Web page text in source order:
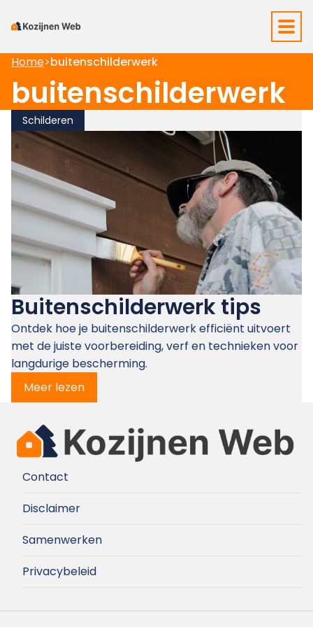
Home>buitenschilderwerk
buitenschilderwerk
Schilderen
Buitenschilderwerk tips
Ontdek hoe je buitenschilderwerk efficiënt uitvoert
met de juiste voorbereiding, verf en technieken voor
langdurige bescherming.
Meer lezen
Contact
Disclaimer
Samenwerken
Privacybeleid